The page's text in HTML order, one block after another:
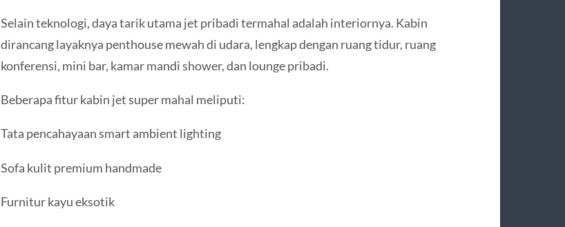
Selain teknologi, daya tarik utama jet pribadi termahal adalah interiornya. Kabin
dirancang layaknya penthouse mewah di udara, lengkap dengan ruang tidur, ruang
konferensi, mini bar, kamar mandi shower, dan lounge pribadi.
Beberapa fitur kabin jet super mahal meliputi:
Tata pencahayaan smart ambient lighting
Sofa kulit premium handmade
Furnitur kayu eksotik